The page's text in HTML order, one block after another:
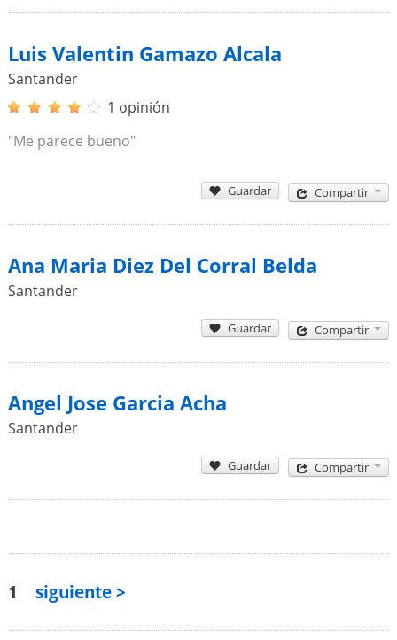
Luis Valentin Gamazo Alcala
Santander
1 opinión
"Me parece bueno"
Guardar Compartir
Ana Maria Diez Del Corral Belda
Santander
Guardar Compartir
Angel Jose Garcia Acha
Santander
Guardar Compartir
1 siguiente >